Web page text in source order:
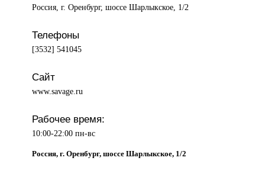
Россия, г. Оренбург, шоссе Шарлыкское, 1/2
Телефоны
[3532] 541045
Сайт
www.savage.ru
Рабочее время:
10:00-22:00 пн-вс
Россия, г. Оренбург, шоссе Шарлыкское, 1/2